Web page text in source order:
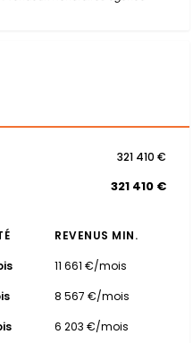
321 410 €
321 410 €
REVENUS MIN.
11 661 €/mois
8 567 €/mois
6 203 €/mois